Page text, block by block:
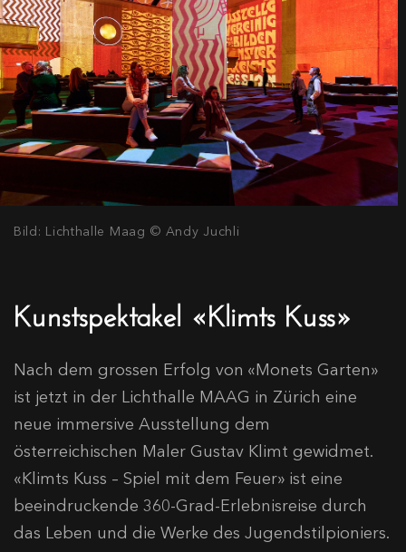
Bild: Lichthalle Maag © Andy Juchli
Kunstspektakel «Klimts Kuss»
Nach dem grossen Erfolg von «Monets Garten»
ist jetzt in der Lichthalle MAAG in Zürich eine
neue immersive Ausstellung dem
österreichischen Maler Gustav Klimt gewidmet.
«Klimts Kuss – Spiel mit dem Feuer» ist eine
beeindruckende 360-Grad-Erlebnisreise durch
das Leben und die Werke des Jugendstilpioniers.